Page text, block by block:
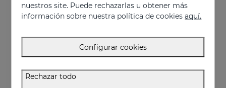
nuestros site. Puede rechazarlas u obtener más
información sobre nuestra política de cookiesaquí.
Configurar cookies
Rechazar todo